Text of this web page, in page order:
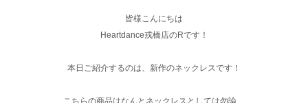
皆様こんにちは
Heartdance戎橋店のRです！
本日ご紹介するのは、新作のネックレスです！
こちらの商品はなんとネックレスとしては勿論、